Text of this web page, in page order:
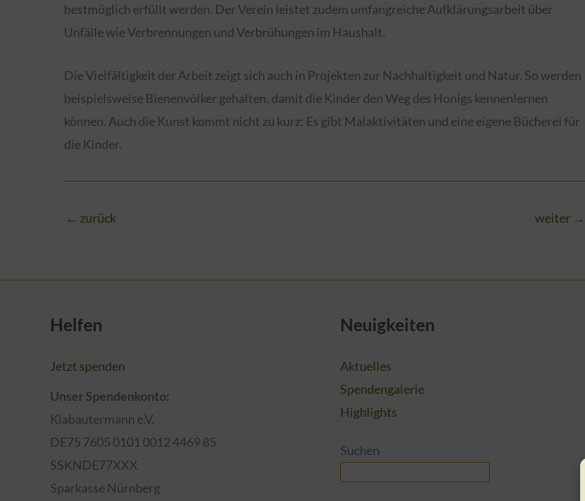
bestmöglich erfüllt werden. Der Verein leistet zudem umfangreiche Aufklärungsarbeit über
Unfälle wie Verbrennungen und Verbrühungen im Haushalt.
Die Vielfältigkeit der Arbeit zeigt sich auch in Projekten zur Nachhaltigkeit und Natur. So werden
beispielsweise Bienenvölker gehalten, damit die Kinder den Weg des Honigs kennenlernen
können. Auch die Kunst kommt nicht zu kurz: Es gibt Malaktivitäten und eine eigene Bücherei für
die Kinder.
← zurück weiter →
Helfen
Jetzt spenden
Unser Spendenkonto:
Klabautermann e.V.
DE75 7605 0101 0012 4469 85
SSKNDE77XXX
Sparkasse Nürnberg
Neuigkeiten
Aktuelles
Spendengalerie
Highlights
Suchen